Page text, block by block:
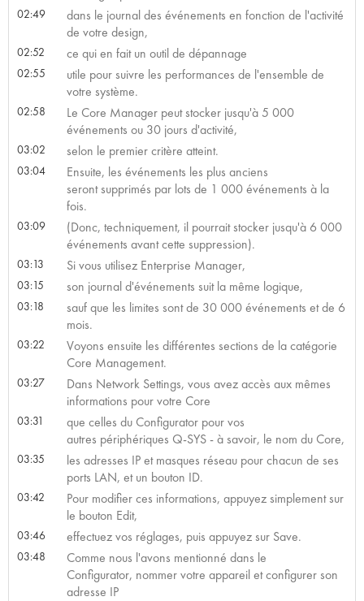
02:49
dans le journal des événements en fonction de l'activité
de votre design,
02:52 ce qui en fait un outil de dépannage
02:55
utile pour suivre les performances de l'ensemble de
votre système.
02:58
Le Core Manager peut stocker jusqu'à 5 000
événements ou 30 jours d'activité,
03:02 selon le premier critère atteint.
03:04
Ensuite, les événements les plus anciens
seront supprimés par lots de 1 000 événements à la
fois.
03:09
(Donc, techniquement, il pourrait stocker jusqu'à 6 000
événements avant cette suppression).
03:13 Si vous utilisez Enterprise Manager,
03:15 son journal d'événements suit la même logique,
03:18
sauf que les limites sont de 30 000 événements et de 6
mois.
03:22
Voyons ensuite les différentes sections de la catégorie
Core Management.
03:27
Dans Network Settings, vous avez accès aux mêmes
informations pour votre Core
03:31
que celles du Configurator pour vos
autres périphériques Q-SYS - à savoir, le nom du Core,
03:35
les adresses IP et masques réseau pour chacun de ses
ports LAN, et un bouton ID.
03:42
Pour modifier ces informations, appuyez simplement sur
le bouton Edit,
03:46 effectuez vos réglages, puis appuyez sur Save.
03:48
Comme nous l'avons mentionné dans le
Configurator, nommer votre appareil et configurer son
adresse IP